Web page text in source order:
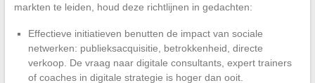
markten te leiden, houd deze richtlijnen in gedachten:
Effectieve initiatieven benutten de impact van sociale
netwerken: publieksacquisitie, betrokkenheid, directe
verkoop. De vraag naar digitale consultants, expert trainers
of coaches in digitale strategie is hoger dan ooit.